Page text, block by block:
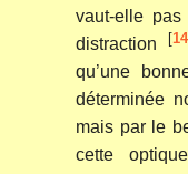
vaut-elle
distraction [14
qu’une
déterminée
mais par le
cette